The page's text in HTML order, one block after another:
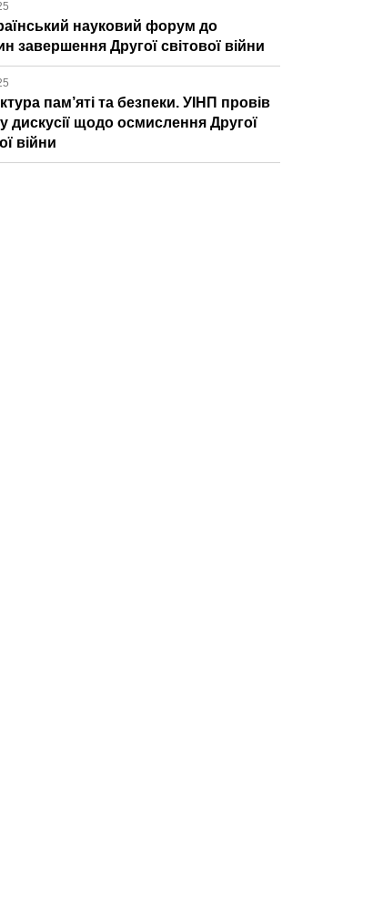
науковий форум до
завершення Другої світової війни
пам’яті та безпеки. УІНП провів
дискусії щодо осмислення Другої
війни